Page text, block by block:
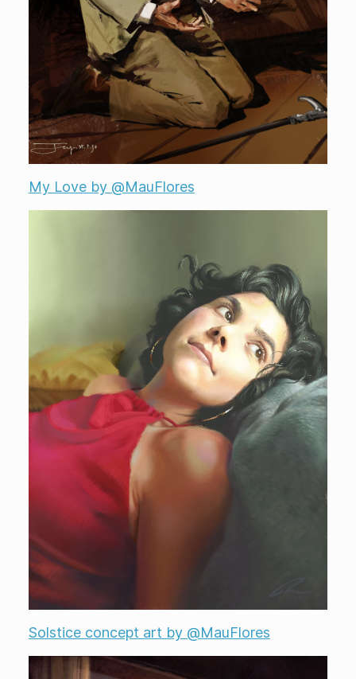
My Love by @MauFlores
Solstice concept art by @MauFlores